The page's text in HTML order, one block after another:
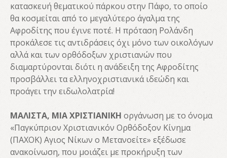
κατασκευή θεματικού πάρκου στην Πάφο, το οποίο
θα κοσμείται από το μεγαλύτερο άγαλμα της
Αφροδίτης που έγινε ποτέ. Η πρόταση Ρολάνδη
προκάλεσε τις αντιδράσεις όχι μόνο των οικολόγων
αλλά και των ορθόδοξων χριστιανών που
διαμαρτύρονται διότι η ανάδειξη της Αφροδίτης
προσβάλλει τα ελληνοχριστιανικά ιδεώδη και
προάγει την ειδωλολατρία!
ΜΑΛΙΣΤΑ, ΜΙΑ ΧΡΙΣΤΙΑΝΙΚΗ οργάνωση με το όνομα
«Παγκύπριον Χριστιανικόν Ορθόδοξον Κίνημα
(ΠΑΧΟΚ) Αγιος Νίκων ο Μετανοείτε» εξέδωσε
ανακοίνωση, που μοιάζει με προκήρυξη των